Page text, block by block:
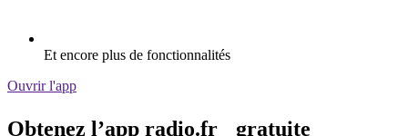
Et encore plus de fonctionnalités
Ouvrir l'app
Obtenez l’app radio.fr gratuite